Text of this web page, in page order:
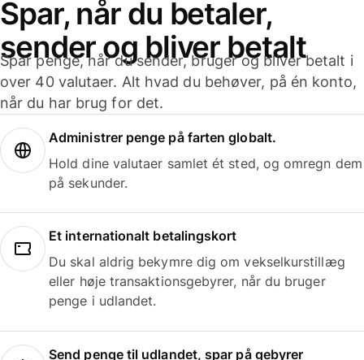
Spar, når du betaler,
sender og bliver betalt
Spar penge, når du sender, bruger og bliver betalt i
over 40 valutaer. Alt hvad du behøver, på én konto,
når du har brug for det.
Administrer penge på farten globalt.
Hold dine valutaer samlet ét sted, og omregn dem
på sekunder.
Et internationalt betalingskort
Du skal aldrig bekymre dig om vekselkurstillæg
eller høje transaktionsgebyrer, når du bruger
penge i udlandet.
Send penge til udlandet, spar på gebyrer